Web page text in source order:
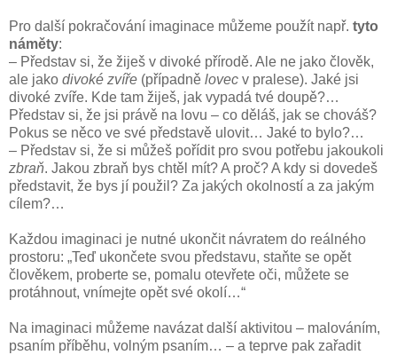
Pro další pokračování imaginace můžeme použít např. tyto
náměty:
– Představ si, že žiješ v divoké přírodě. Ale ne jako člověk,
ale jako divoké zvíře (případně lovec v pralese). Jaké jsi
divoké zvíře. Kde tam žiješ, jak vypadá tvé doupě?…
Představ si, že jsi právě na lovu – co děláš, jak se chováš?
Pokus se něco ve své představě ulovit… Jaké to bylo?…
– Představ si, že si můžeš pořídit pro svou potřebu jakoukoli
zbraň. Jakou zbraň bys chtěl mít? A proč? A kdy si dovedeš
představit, že bys jí použil? Za jakých okolností a za jakým
cílem?…
Každou imaginaci je nutné ukončit návratem do reálného
prostoru: „Teď ukončete svou představu, staňte se opět
člověkem, proberte se, pomalu otevřete oči, můžete se
protáhnout, vnímejte opět své okolí…“
Na imaginaci můžeme navázat další aktivitou – malováním,
psaním příběhu, volným psaním… – a teprve pak zařadit